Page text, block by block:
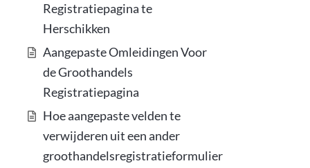
Registratiepagina te
Herschikken
Aangepaste Omleidingen Voor
de Groothandels
Registratiepagina
Hoe aangepaste velden te
verwijderen uit een ander
groothandelsregistratieformulier